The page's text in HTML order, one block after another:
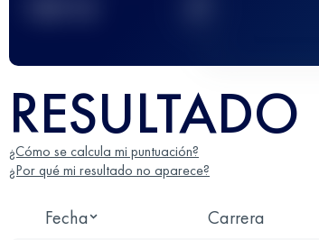
RESULTADO
¿Cómo se calcula mi puntuación?
¿Por qué mi resultado no aparece?
Fecha Carrera